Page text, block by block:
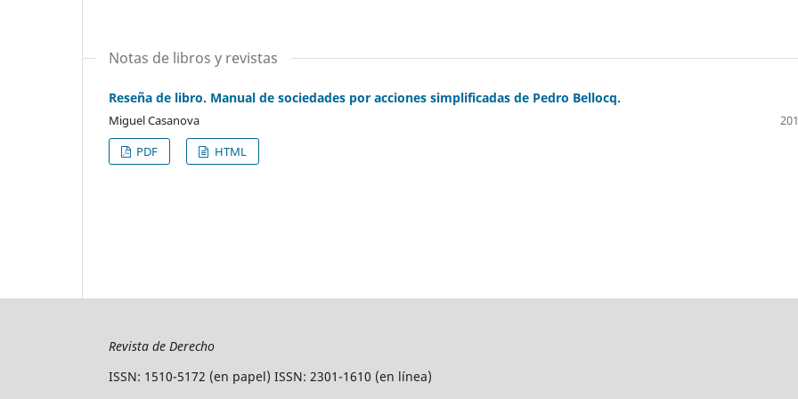
Notas de libros y revistas
Reseña de libro. Manual de sociedades por acciones simplificadas de Pedro Bellocq.
Miguel Casanova
PDF
HTML
Revista de Derecho
ISSN: 1510-5172 (en papel) ISSN: 2301-1610 (en línea)